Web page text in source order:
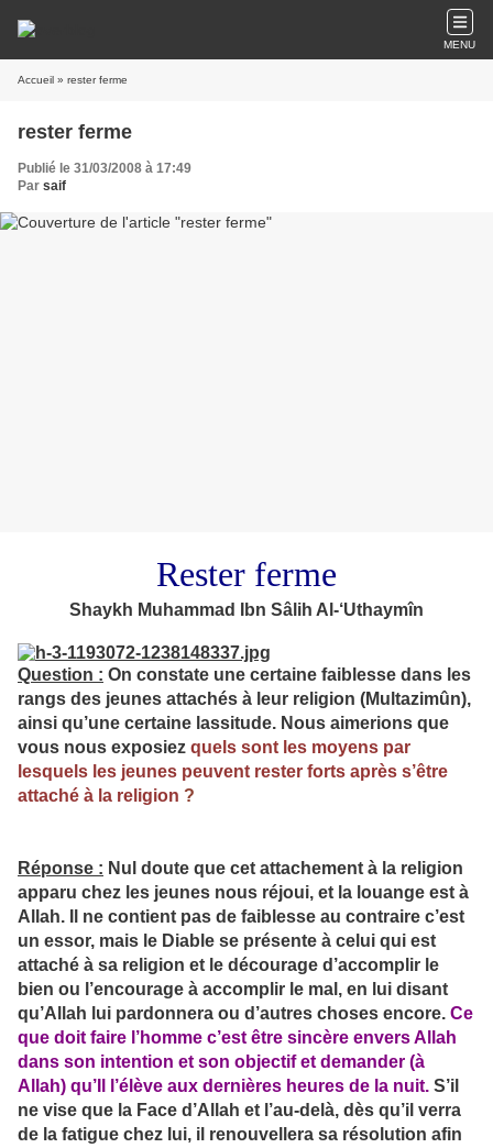
MENU
Accueil » rester ferme
rester ferme
Publié le 31/03/2008 à 17:49
Par saif
Rester ferme
Shaykh Muhammad Ibn Sâlih Al-‘Uthaymîn
Question : On constate une certaine faiblesse dans les
rangs des jeunes attachés à leur religion (Multazimûn),
ainsi qu’une certaine lassitude. Nous aimerions que
vous nous exposiez quels sont les moyens par
lesquels les jeunes peuvent rester forts après s’être
attaché à la religion ?
Réponse : Nul doute que cet attachement à la religion
apparu chez les jeunes nous réjoui, et la louange est à
Allah. Il ne contient pas de faiblesse au contraire c’est
un essor, mais le Diable se présente à celui qui est
attaché à sa religion et le décourage d’accomplir le
bien ou l’encourage à accomplir le mal, en lui disant
qu’Allah lui pardonnera ou d’autres choses encore. Ce
que doit faire l’homme c’est être sincère envers Allah
dans son intention et son objectif et demander (à
Allah) qu’Il l’élève aux dernières heures de la nuit. S’il
ne vise que la Face d’Allah et l’au-delà, dès qu’il verra
de la fatigue chez lui, il renouvellera sa résolution afin